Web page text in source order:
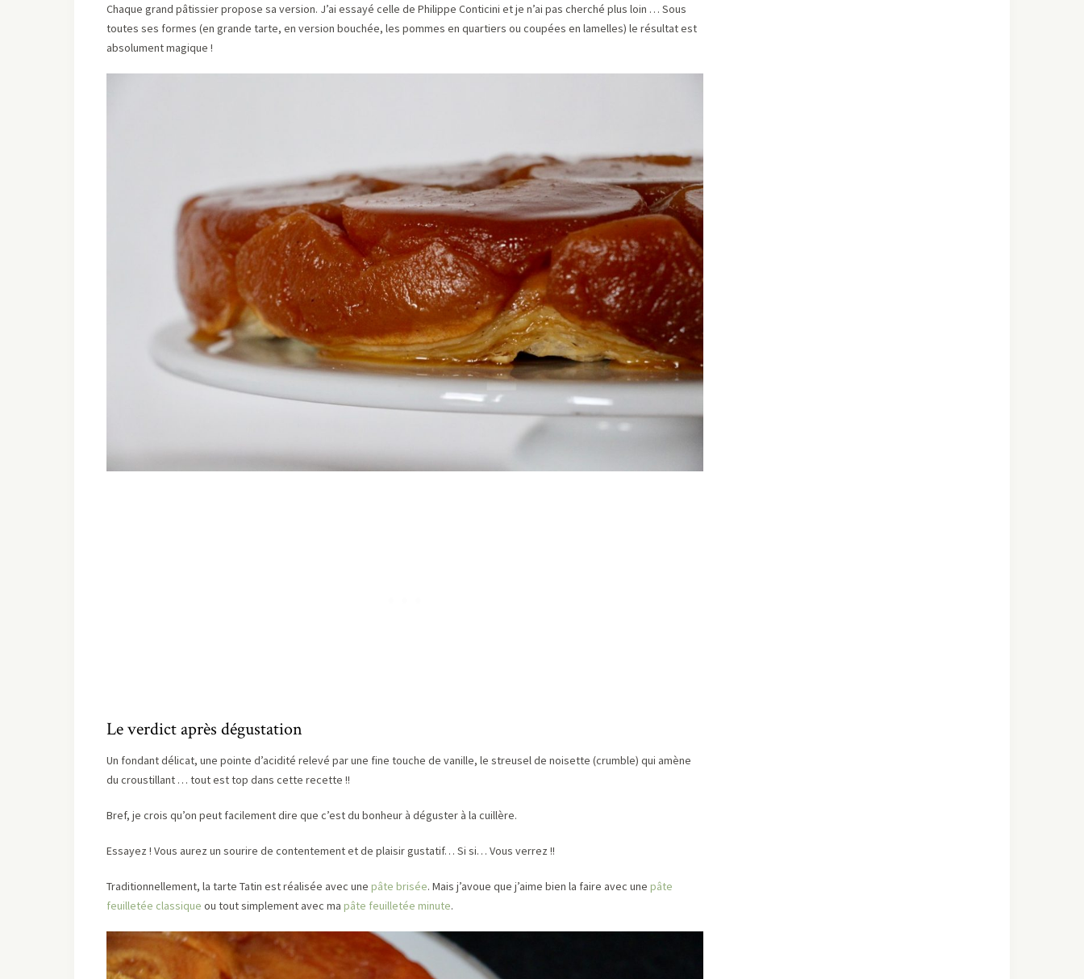
Chaque grand pâtissier propose sa version. J’ai essayé celle de Philippe Conticini et je n’ai pas cherché plus loin … Sous
toutes ses formes (en grande tarte, en version bouchée, les pommes en quartiers ou coupées en lamelles) le résultat est
absolument magique !
Le verdict après dégustation
Un fondant délicat, une pointe d’acidité relevé par une fine touche de vanille, le streusel de noisette (crumble) qui amène
du croustillant … tout est top dans cette recette !!
Bref, je crois qu’on peut facilement dire que c’est du bonheur à déguster à la cuillère.
Essayez ! Vous aurez un sourire de contentement et de plaisir gustatif… Si si… Vous verrez !!
Traditionnellement, la tarte Tatin est réalisée avec une pâte brisée. Mais j’avoue que j’aime bien la faire avec une pâte
feuilletée classique ou tout simplement avec ma pâte feuilletée minute.